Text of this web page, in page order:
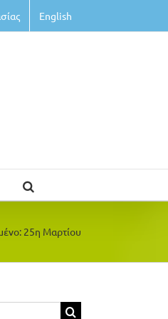
English
25η Μαρτίου